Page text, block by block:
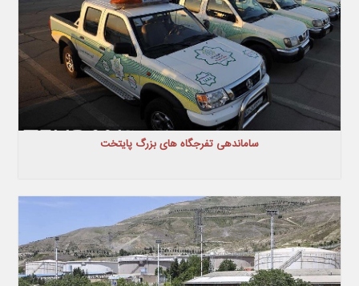
ساماندهی تفرجگاه های بزرگ پایتخت